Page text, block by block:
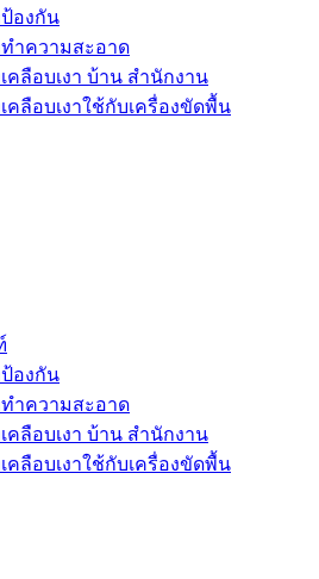
องกัน
ำความสะอาด
คลือบเงา บ้าน สำนักงาน
คลือบเงาใช้กับเครื่องขัดพื้น
องกัน
ำความสะอาด
คลือบเงา บ้าน สำนักงาน
คลือบเงาใช้กับเครื่องขัดพื้น